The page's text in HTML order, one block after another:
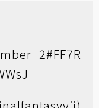
2#FF7R